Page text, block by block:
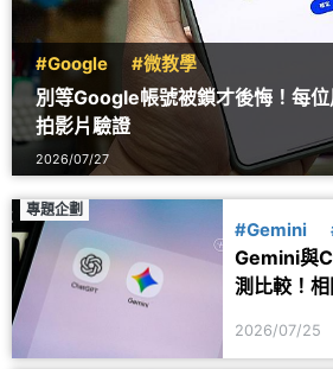
#Google #微教學
別等Google帳號被鎖才後悔！每
拍影片驗證
2026/07/27
專題企劃
#Gemini
Gemini與
測比較！
2026/07/25